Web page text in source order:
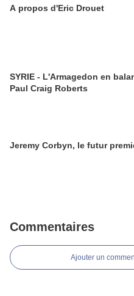
A propos d'Eric Drouet
SYRIE - L'Armagedon en
Paul Craig Roberts
Jeremy Corbyn, le futur
Commentaires
Ajouter un